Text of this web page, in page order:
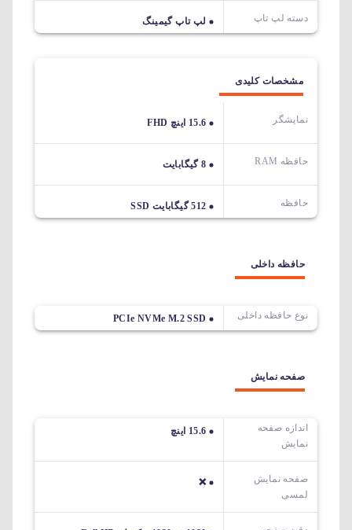
دسته لپ تاپ لپ تاپ گیمینگ
مشخصات کلیدی
نمایشگر 15.6 اینچ FHD
حافظه RAM 8 گیگابایت
حافظه 512 گیگابایت SSD
حافظه داخلی
نوع حافظه داخلی PCIe NVMe M.2 SSD
صفحه نمایش
اندازه صفحه
نمایش
15.6 اینچ
صفحه نمایش
لمسی
❌